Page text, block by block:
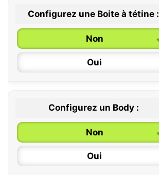
Configurez une Boite à tétine :
Non
Oui
Configurez un Body :
Non
Oui